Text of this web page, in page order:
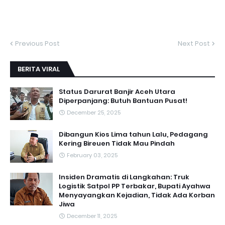
Previous Post Next Post
BERITA VIRAL
Status Darurat Banjir Aceh Utara
Diperpanjang: Butuh Bantuan Pusat!
December 25, 2025
Dibangun Kios Lima tahun Lalu, Pedagang
Kering Bireuen Tidak Mau Pindah
February 03, 2025
Insiden Dramatis di Langkahan: Truk
Logistik Satpol PP Terbakar, Bupati Ayahwa
Menyayangkan Kejadian, Tidak Ada Korban
Jiwa
December 11, 2025